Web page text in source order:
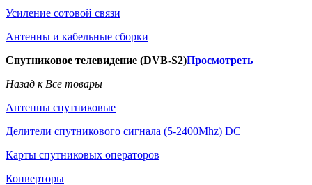
Усиление сотовой связи
Антенны и кабельные сборки
Спутниковое телевидение (DVB-S2)Просмотреть
Назад к Все товары
Антенны спутниковые
Делители спутникового сигнала (5-2400Mhz) DC
Карты спутниковых операторов
Конверторы